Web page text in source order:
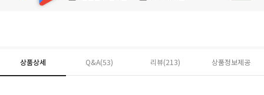
상품상세 Q&A(53) 리뷰(213) 상품정보제공